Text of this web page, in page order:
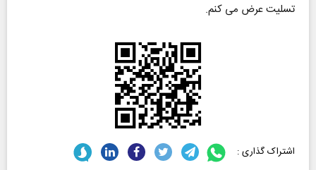
تسلیت عرض می‌ کنم.
اشتراک گذاری :